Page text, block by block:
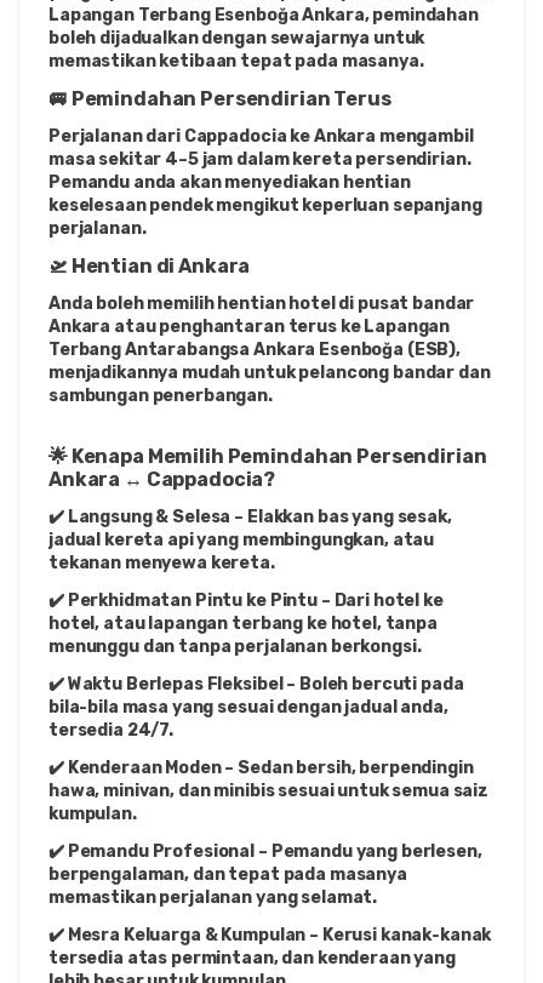
Lapangan Terbang Esenboğa Ankara, pemindahan
boleh dijadualkan dengan sewajarnya untuk
memastikan ketibaan tepat pada masanya.
🚐 Pemindahan Persendirian Terus
Perjalanan dari Cappadocia ke Ankara mengambil
masa sekitar 4–5 jam dalam kereta persendirian.
Pemandu anda akan menyediakan hentian
keselesaan pendek mengikut keperluan sepanjang
perjalanan.
🛫 Hentian di Ankara
Anda boleh memilih hentian hotel di pusat bandar
Ankara atau penghantaran terus ke Lapangan
Terbang Antarabangsa Ankara Esenboğa (ESB),
menjadikannya mudah untuk pelancong bandar dan
sambungan penerbangan.
🌟 Kenapa Memilih Pemindahan Persendirian
Ankara ↔ Cappadocia?
✔️ Langsung & Selesa – Elakkan bas yang sesak,
jadual kereta api yang membingungkan, atau
tekanan menyewa kereta.
✔️ Perkhidmatan Pintu ke Pintu – Dari hotel ke
hotel, atau lapangan terbang ke hotel, tanpa
menunggu dan tanpa perjalanan berkongsi.
✔️ Waktu Berlepas Fleksibel – Boleh bercuti pada
bila-bila masa yang sesuai dengan jadual anda,
tersedia 24/7.
✔️ Kenderaan Moden – Sedan bersih, berpendingin
hawa, minivan, dan minibis sesuai untuk semua saiz
kumpulan.
✔️ Pemandu Profesional – Pemandu yang berlesen,
berpengalaman, dan tepat pada masanya
memastikan perjalanan yang selamat.
✔️ Mesra Keluarga & Kumpulan – Kerusi kanak-kanak
tersedia atas permintaan, dan kenderaan yang